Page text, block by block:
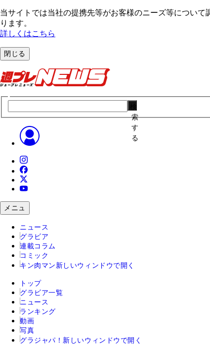
当サイトでは当社の提携先等がお客様のニーズ等につい
ります。
詳しくはこちら
閉じる
索
す
る
メニュ
ニュース
グラビア
連載コラム
コミック
キン肉マン 新しいウィンドウで開く
トップ
グラビア一覧
ニュース
ランキング
動画
写真
グラジャパ！ 新しいウィンドウで開く